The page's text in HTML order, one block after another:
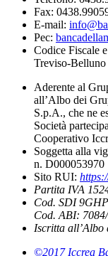
Fax:
E-mail:
Pec:
Codice Fiscale
Treviso-
Aderente al
all’Albo dei
S.p.A., che ne
Società
Cooperativo
Soggetta alla
n. D000053970
Sito RUI:
Partita IVA
Cod. SDI
Cod. ABI:
Iscritta all’Albo
©2017 Iccrea